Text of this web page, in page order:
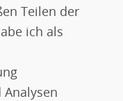
Teilen der
ich als
Analysen